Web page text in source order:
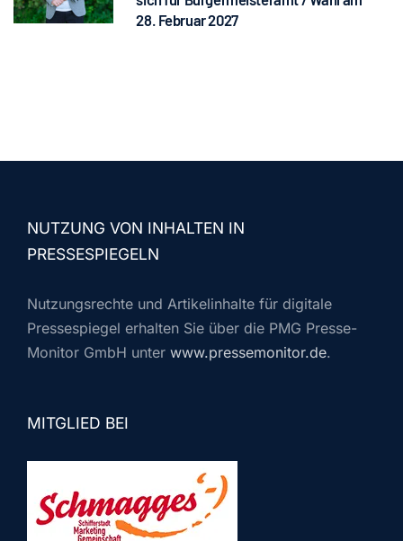
28. Februar 2027
NUTZUNG VON INHALTEN IN
PRESSESPIEGELN
Nutzungsrechte und Artikelinhalte für digitale
Pressespiegel erhalten Sie über die PMG Presse-
Monitor GmbH unter www.pressemonitor.de.
MITGLIED BEI